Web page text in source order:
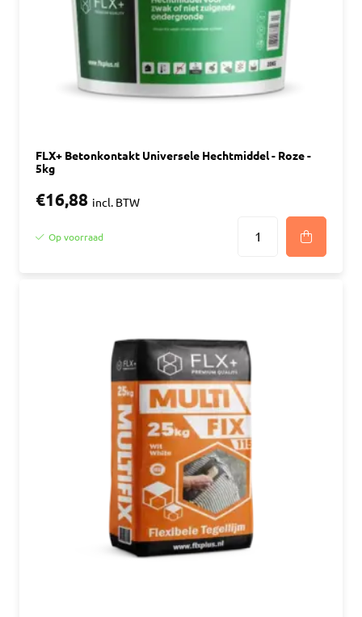
FLX+ Betonkontakt Universele Hechtmiddel - Roze -
5kg
€16,88 incl. BTW
Op voorraad